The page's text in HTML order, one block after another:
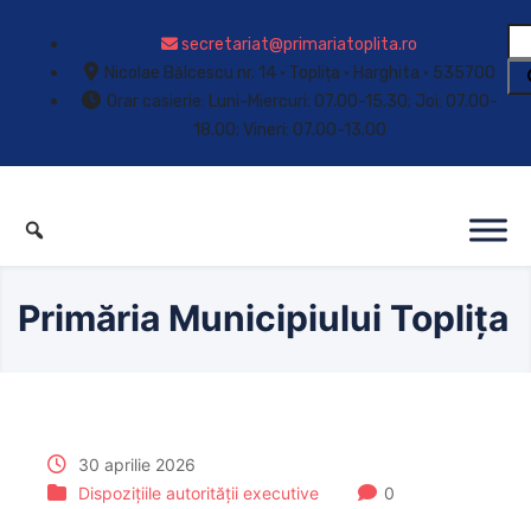
secretariat@primariatoplita.ro
Nicolae Bălcescu nr. 14 • Toplița • Harghita • 535700
Orar casierie: Luni-Miercuri: 07.00-15.30; Joi: 07.00-
18.00; Vineri: 07.00-13.00
Primăria Municipiului Toplița
30 aprilie 2026
Dispozițiile autorității executive
0